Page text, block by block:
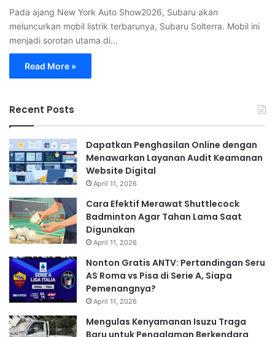
Pada ajang New York Auto Show2026, Subaru akan
meluncurkan mobil listrik terbarunya, Subaru Solterra. Mobil ini
menjadi sorotan utama di…
Read More »
Recent Posts
Dapatkan Penghasilan Online dengan
Menawarkan Layanan Audit Keamanan
Website Digital
April 11, 2026
Cara Efektif Merawat Shuttlecock
Badminton Agar Tahan Lama Saat
Digunakan
April 11, 2026
Nonton Gratis ANTV: Pertandingan Seru
AS Roma vs Pisa di Serie A, Siapa
Pemenangnya?
April 11, 2026
Mengulas Kenyamanan Isuzu Traga